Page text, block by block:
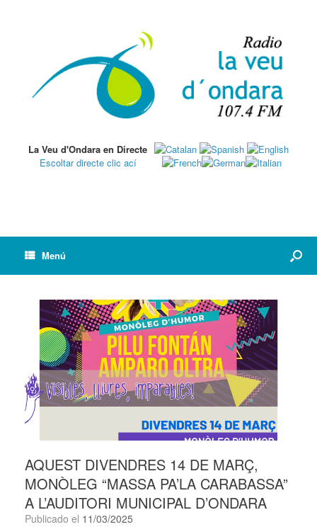
La Veu d'Ondara en Directe
Escoltar directe clic ací
Menú
AQUEST DIVENDRES 14 DE MARÇ,
MONÒLEG “MASSA PA’LA CARABASSA”
A L’AUDITORI MUNICIPAL D’ONDARA
Publicado el 11/03/2025